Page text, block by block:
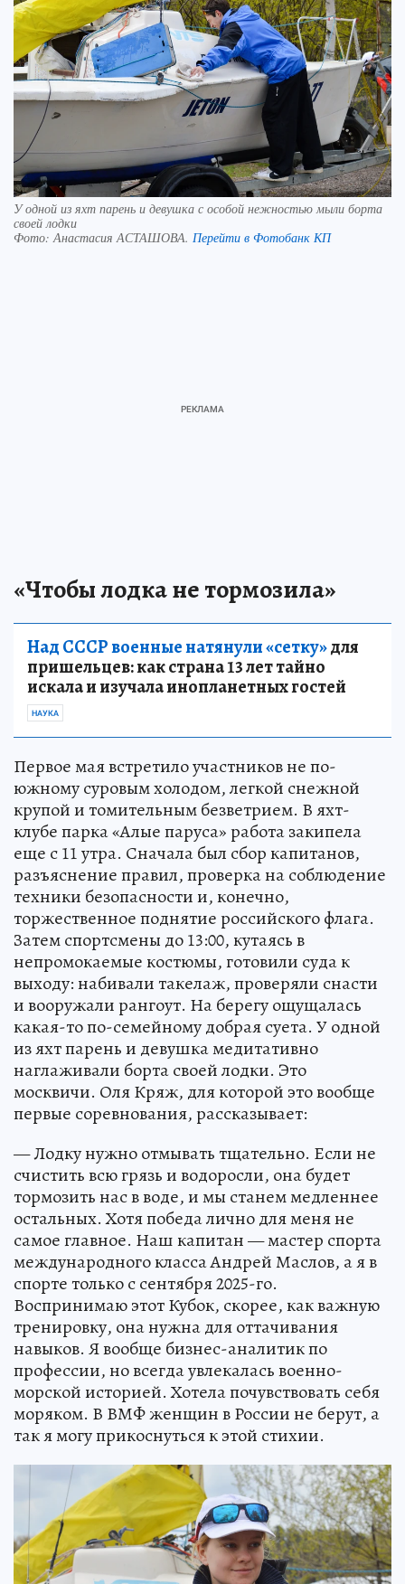
У одной из яхт парень и девушка с особой нежностью мыли борта
своей лодки
Фото:Анастасия АСТАШОВА. Перейти в Фотобанк КП
«Чтобы лодка не тормозила»
Над СССР военные натянули «сетку»для
пришельцев: как страна 13 лет тайно
искала и изучала инопланетных гостей
НАУКА
Первое мая встретило участников не по-
южному суровым холодом, легкой снежной
крупой и томительным безветрием. В яхт-
клубе парка «Алые паруса» работа закипела
еще с 11 утра. Сначала был сбор капитанов,
разъяснение правил, проверка на соблюдение
техники безопасности и, конечно,
торжественное поднятие российского флага.
Затем спортсмены до 13:00, кутаясь в
непромокаемые костюмы, готовили суда к
выходу: набивали такелаж, проверяли снасти
и вооружали рангоут. На берегу ощущалась
какая-то по-семейному добрая суета. У одной
из яхт парень и девушка медитативно
наглаживали борта своей лодки. Это
москвичи. Оля Кряж, для которой это вообще
первые соревнования, рассказывает:
— Лодку нужно отмывать тщательно. Если не
счистить всю грязь и водоросли, она будет
тормозить нас в воде, и мы станем медленнее
остальных. Хотя победа лично для меня не
самое главное. Наш капитан — мастер спорта
международного класса Андрей Маслов, а я в
спорте только с сентября 2025-го.
Воспринимаю этот Кубок, скорее, как важную
тренировку, она нужна для оттачивания
навыков. Я вообще бизнес-аналитик по
профессии, но всегда увлекалась военно-
морской историей. Хотела почувствовать себя
моряком. В ВМФ женщин в России не берут, а
так я могу прикоснуться к этой стихии.